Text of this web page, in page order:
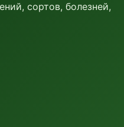
сортов, болезней,